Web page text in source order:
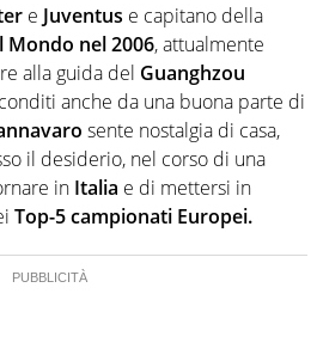
e Juventus e capitano della
Mondo nel 2006, attualmente
alla guida del Guanghzou
anche da una buona parte di
sente nostalgia di casa,
il desiderio, nel corso di una
in Italia e di mettersi in
Top-5 campionati Europei.